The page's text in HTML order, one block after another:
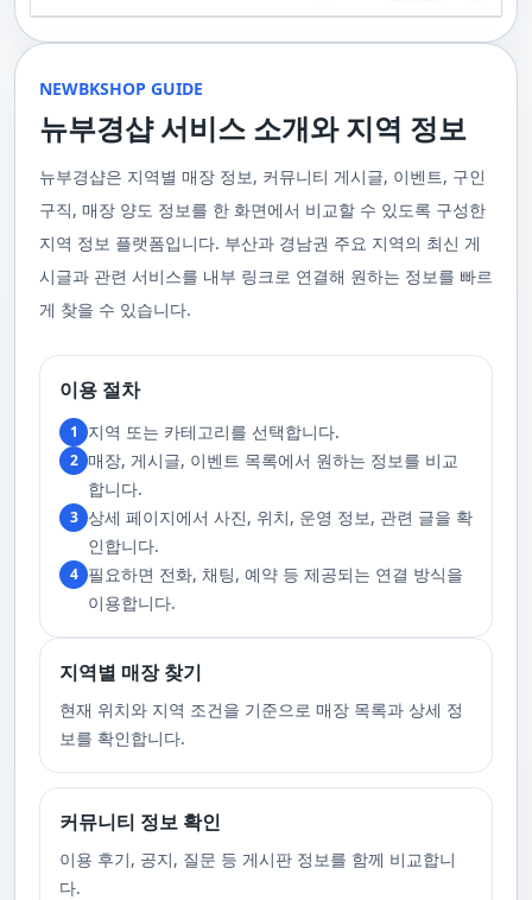
장을 원하실 때는 언제든지 후불제로 예약하실 수 있어요, 이점 참고해주세
요. 사전에 예약하시면 더욱 쾌적한 부산 러시아 홈케어 서비스를 경험하실
대한 많은 관심 덕분에, 부경샵은 필요한 요구 사항들을 간단하게 필수적인
것들로 정리했어요. 이 가이드라인을 따라주시면, 서비스 이용 중에 문제가
생기지 않을 거예요. 첫째로, 너무 많은 알코올을 섭취해 만취 상태일 경우에
게 좋아요.서비스 당일에는 부경샵과의 원활한 의사소통이 중요해요, 그래
서 공중전화나 발신 제한으로는 연락이 어려워요. 또한, 자주 예약을 취소하
거나 예약 없이 나타나지 않는 경우, 앞으로 예약하기가 어려워질 수 있으니
가격으로 경험해 보세요.터치 -> 부경샵 홈페이지 터치 -> 더욱 새로워진 뉴
부경샵 홈페이지 터치 -> 부경샵앱 다운로드 - Google Play
원 코스에 대한 궁금증이 있으시다면, 전화를 통한 상담을 추천드립니다.
부산 일본인 홈케어는 대면 서비스의 특성상, 직접 통화를 통한 문의와 예약
시면, 부경샵은 그에 최적화된 서비스를 제공하기 위해 최선을 다할 것입니
다. 언제든지 필요하실 때, 편리한 상담과 지원이 준비되어 있으니 주저하지
마시고 연락 주세요. 부산 일본인 홈케어 이용 방법에 대해서는, 서비스의
핵심은 바로 고객님의 현재 위치에서 직접 찾아가는 것입니다. 이 방식을 통
등, 자신만의 공간에서 편안한 맞춤형 마사지를 받으실 수 있습니다. 최근
한 마사지 서비스를 제공하기 위해 노력하고 있습니다. 부경샵의 주된 목적
은 고객님들이 긴장을 해소하고 새로운 활력을 얻을 수 있는 피난처를 마련
하는 것입니다. 또한, 부경샵 한국과 태국, 일본에서 온 관리사 중 선택이 가
능하며, 다른 곳에서 찾아볼 수 없는 독특한 기술과 마음가짐을 가진 관리사
를 자랑합니다. 이러한 품질은 비교할 수 없는 수준입니다. 서비스의 질을
더욱 높이기 위해, 부경샵은 지속적으로 우수한 일본인 관리사를 모집 중입
서비스를 경험하실 수 있습니다. 마지막으로 부산 일본인 홈케어 서비스를
이용하시기 전에, 아래 주의사항을 상세히 확인하시고 예약을 진행해 주시
기 바랍니다. 부경샵 서비스에 대한 높은 수요를 감안하여, 이용 요건을 간
소화하여 필수적인 사항으로 명시했습니다. 이 가이드라인을 따르시면, 서
비스 이용 중 문제가 발생하지 않을 것입니다. 특히, 과도한 알코올 섭취로
인해 만취 상태에서는 서비스 이용에 제한을 두고 있음을 명확히 합니다. 이
러한 상태에서는 다음 기회에 이용해 주시길 부탁드립니다. 서비스 도착 시
원활한 의사소통이 이루어질 수 있도록, 저희와의 연락이 반드시 가능해야
합니다. 이에 공중전화 사용이나 발신 번호 표시 제한으로의 통화는 받지 않
고 있습니다. 또한, 자주 발생하는 예약 취소나 무단으로 예약을 취소할 경
우, 향후 서비스 예약에 제약이 생길 수 있음을 알려드립니다. 시간을 효율적
으로 사용하며, 합리적인 가격으로 부경샵만의 특별한 경험을 하실 수 있습
정기적으로 받는 마사지입니다.2. 타이 마사지 타이 마사지는 동양의 전통
적인 마사지 방법으로, 신체의 스트레칭과 압력 포인트를 조합하여 신체의
균형을 맞추는 데 중점을 둡니다. 이 마사지는 유연성을 증진시키고 근육의
사지는 신체의 긴장을 풀어주고, 스트레스를 감소시키며, 전반적인 신체 기
서 유래한 마사지 방법으로, 의자에 앉은 상태에서 받을 수 있어 사무실이나
집에서도 쉽게 즐길 수 있습니다. 이 마사지는 특히 허리와 어깨의 피로를 해
소하는 데 효과적이며, 신체의 전반적인 이완을 도와 스트레스 감소에 도움
을 줍니다. 샤이츠 마사지는 짧은 시간에 효과적인 이완을 제공하여, 바쁜 일
상 속에서 짧은 휴식을 필요로 하는 현대인에게 적합합니다.4. 발 마사지 발
마사지는 발과 발목을 중심으로 이루어지는 마사지로, 신체의 균형을 유지
하고 전반적인 피로를 풀어주는 데 중점을 둡니다. 이 마사지는 발의 압력점
을 개선합니다. 발 마사지는 특히 장시간 서 있거나 걷는 일이 많은 사람들에
게 추천되며, 발의 피로 뿐만 아니라 전체적인 신체의 건강과 웰빙에도 긍정
적인 영향을 줍니다.부경샵 앱을 통해 부산 남포동 지역의 고객들은 이러한
춤형 서비스를 즐길 수 있습니다.출장마사지는 부경샵 ↓↓↓ 클릭
https://bkshop.kr/더욱 새로워진 출장마사지 뉴부경샵↓↓↓ 클릭
https://newbkshop.com/출장마사지 부경샵앱 다운로드↓↓↓ 클릭
https://play.google.com/store/apps/details?
울 수 있는 이런 부경샵에서 예약하시는 것을 추천드립니다.때론, 그냥 누워
부산꿀통 디시에서 제공하는 서비스는 여러분에게 새로운 힐링의 기회를 제
사지는 여러분의 체질 개선, 스트레스 해소, 마음의 안정 등 다양한 효능을
가져다줍니다. 이와 같이 부산꿀통 디시의 마사지는 여러분의 건강을 지키
간을 가질 수 있게 해줍니다. 그리고 이런 부산꿀통 디시의 서비스를 편리하
게 예약하고 이용할 수 있게 도와주는 '부경샵' 어플은 부산과 경남 지역에서
최고의 마사지 어플로 추천받고 있습니다. 복잡한 예약 과정 없이, 부담 없이
부산꿀통 디시의 서비스를 이용하려는 분들께 부경샵 어플을 강력히 추천드
립니다.여러분의 건강과 힐링을 위해, 부산꿀통 디시와 부경샵이 함께하며,
모든 고민과 걱정 속에서 여러분을 위로하고 도와드리겠습니다. 부산꿀통
부산꿀통 디시의 건강한 마사지와 쾌적한 분위기 속에서 행복과 건강을 찾
주급
NEWBKSHOP GUIDE
뉴부경샵 서비스 소개와 지역 정보
뉴부경샵은 지역별 매장 정보, 커뮤니티 게시글, 이벤트, 구인
구직, 매장 양도 정보를 한 화면에서 비교할 수 있도록 구성한
지역 정보 플랫폼입니다. 부산과 경남권 주요 지역의 최신 게
시글과 관련 서비스를 내부 링크로 연결해 원하는 정보를 빠르
게 찾을 수 있습니다.
이용 절차
1 지역 또는 카테고리를 선택합니다.
2 매장, 게시글, 이벤트 목록에서 원하는 정보를 비교
합니다.
3 상세 페이지에서 사진, 위치, 운영 정보, 관련 글을 확
인합니다.
4 필요하면 전화, 채팅, 예약 등 제공되는 연결 방식을
이용합니다.
지역별 매장 찾기
현재 위치와 지역 조건을 기준으로 매장 목록과 상세 정
보를 확인합니다.
커뮤니티 정보 확인
이용 후기, 공지, 질문 등 게시판 정보를 함께 비교합니
다.